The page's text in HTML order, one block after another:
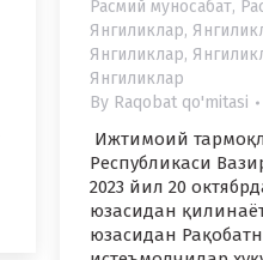
Расмий муносабат,
Янгиликлар,
Янгиликлар,
Янгиликлар
By Raqobat qo'mitasi
Ижтимоий
Республикаси
2023 йил 20
юзасидан
юзасидан